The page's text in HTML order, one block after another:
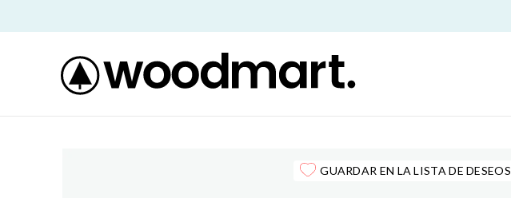
GUARDAR EN LA LISTA DE DESEOS